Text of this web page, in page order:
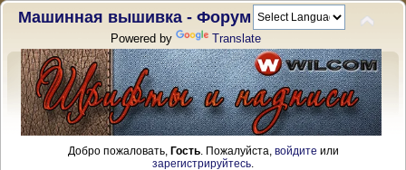
Машинная вышивка - Форум
Powered by Translate
Добро пожаловать, Гость. Пожалуйста, войдите или
зарегистрируйтесь